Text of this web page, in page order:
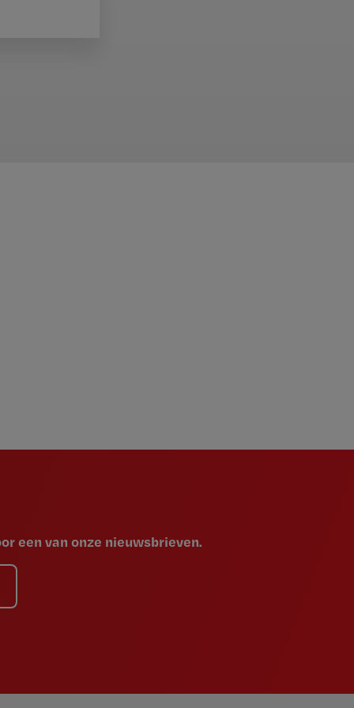
een van onze nieuwsbrieven.